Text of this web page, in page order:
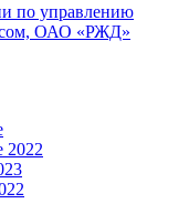
по управлению
ОАО «РЖД»
2022